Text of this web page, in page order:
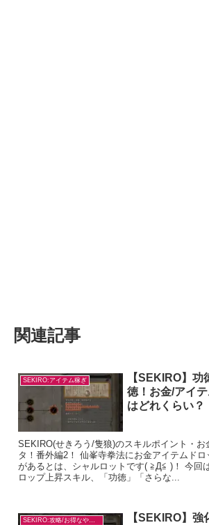
関連記事
SEKIRO:アイテム稼ぎ
【SEKIRO】
徳！お金/アイ
はどれくらい？
SEKIRO(せきろう/隻狼)のスキルポイント・お
タ！番外編2！ 仙峯寺拳法にお金アイテムド
があるとは、シャルロットです( ≧Д≦ )！ 今回
ロップ上昇スキル、「功徳」「さらな...
SEKIRO:攻略/お得なやり方
【SEKIRO】